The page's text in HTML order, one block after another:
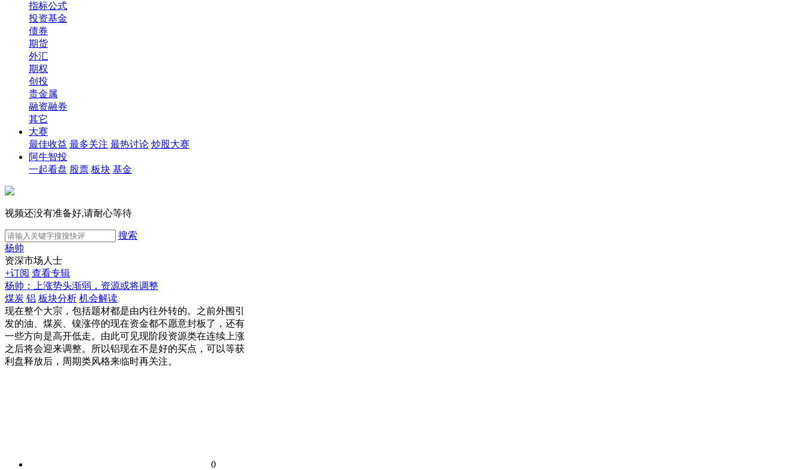
指标公式
投资基金
债券
期货
外汇
期权
创投
贵金属
融资融券
其它
大赛
最佳收益 最多关注 最热讨论 炒股大赛
阿牛智投
一起看盘 股票 板块 基金
视频还没有准备好,请耐心等待
搜索
杨帅
资深市场人士
+订阅 查看专辑
杨帅：上涨势头渐弱，资源或将调整
煤炭 铝 板块分析 机会解读
现在整个大宗，包括题材都是由内往外转的。之前外围引
发的油、煤炭、镍涨停的现在资金都不愿意封板了，还有
一些方向是高开低走。由此可见现阶段资源类在连续上涨
之后将会迎来调整。所以铝现在不是好的买点，可以等获
利盘释放后，周期类风格来临时再关注。
0